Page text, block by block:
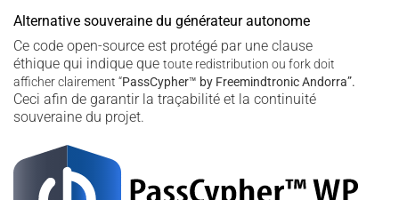
Alternative souveraine du générateur autonome
Ce code open-source est protégé par une clause
éthique qui indique que toute redistribution ou fork doit
afficher clairement “PassCypher­™ by Freemindtronic Andorra”.
Ceci afin de garantir la traçabilité et la continuité
souveraine du projet.